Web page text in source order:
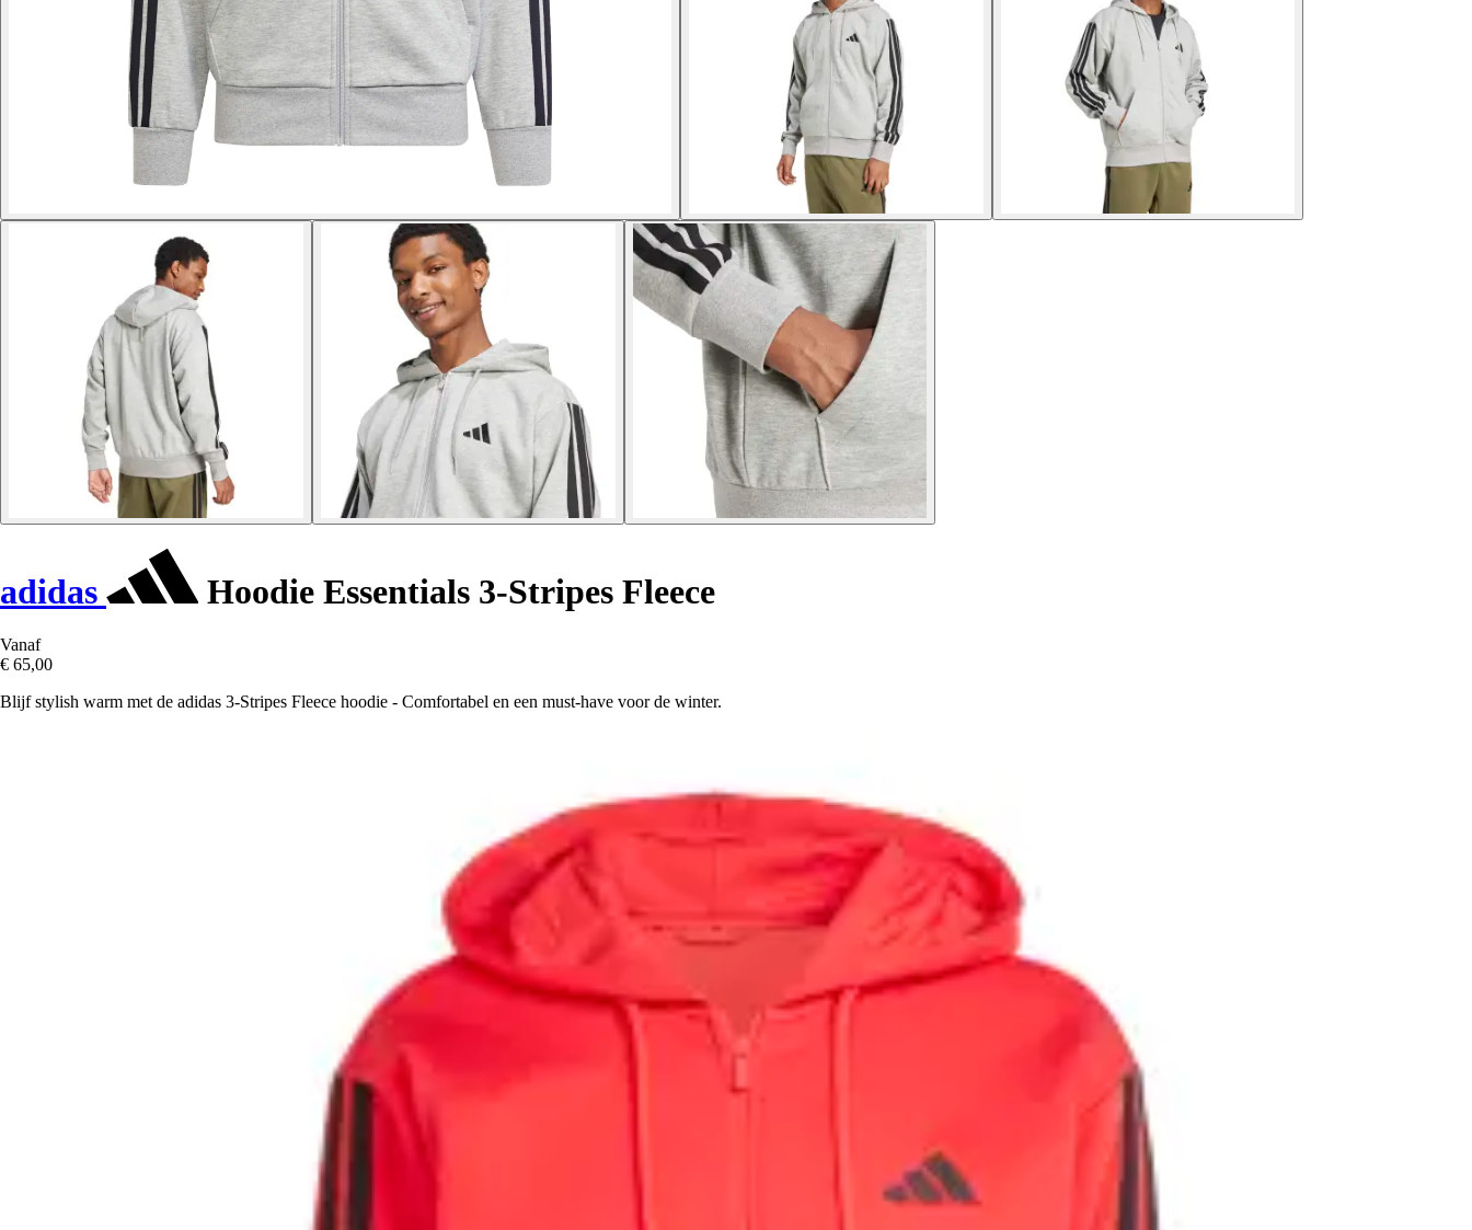
adidas Hoodie Essentials 3-Stripes Fleece
Vanaf
€ 65,00
Blijf stylish warm met de adidas 3-Stripes Fleece hoodie - Comfortabel en een must-have voor de winter.